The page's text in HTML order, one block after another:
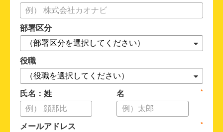
部署区分
役職
氏名：姓 *
名
*
メールアドレス